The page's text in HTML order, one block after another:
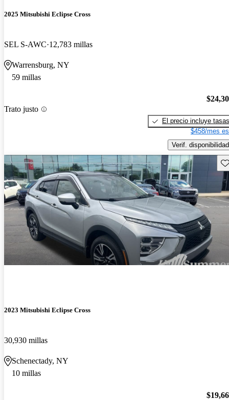
2025 Mitsubishi Eclipse Cross
SEL S-AWC 12,783 millas
Warrensburg, NY
59 millas
Trato justo
El precio incluye tasas
$458/mes
Verif. disponibilidad
2023 Mitsubishi Eclipse Cross
30,930 millas
Schenectady, NY
10 millas